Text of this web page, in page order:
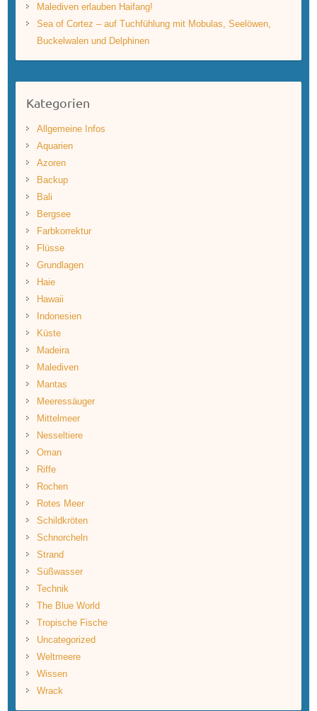
Malediven erlauben Haifang!
Sea of Cortez – auf Tuchfühlung mit Mobulas, Seelöwen,
Buckelwalen und Delphinen
Kategorien
Allgemeine Infos
Aquarien
Azoren
Backup
Bali
Bergsee
Farbkorrektur
Flüsse
Grundlagen
Haie
Hawaii
Indonesien
Küste
Madeira
Malediven
Mantas
Meeressäuger
Mittelmeer
Nesseltiere
Oman
Riffe
Rochen
Rotes Meer
Schildkröten
Schnorcheln
Strand
Süßwasser
Technik
The Blue World
Tropische Fische
Uncategorized
Weltmeere
Wissen
Wrack